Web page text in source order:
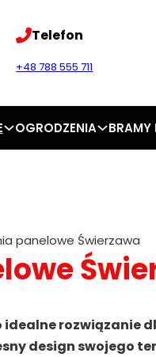
Telefon
+48 788 555 711
OGRODZENIA BRAMY
panelowe Świerzawa
idealne rozwiązanie
design swojego